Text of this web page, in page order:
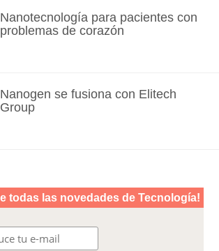
Nanotecnología para pacientes con
problemas de corazón
Nanogen se fusiona con Elitech
Group